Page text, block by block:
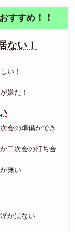
すすめ！！
ない！
い！
嫌だ！
会の準備ができ
二次会の打ち合
無い
かばない